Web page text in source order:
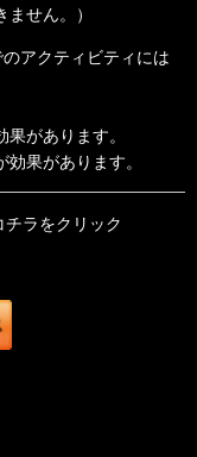
せん。
）
アクティビティには
があります。
果があります。
ラをクリック